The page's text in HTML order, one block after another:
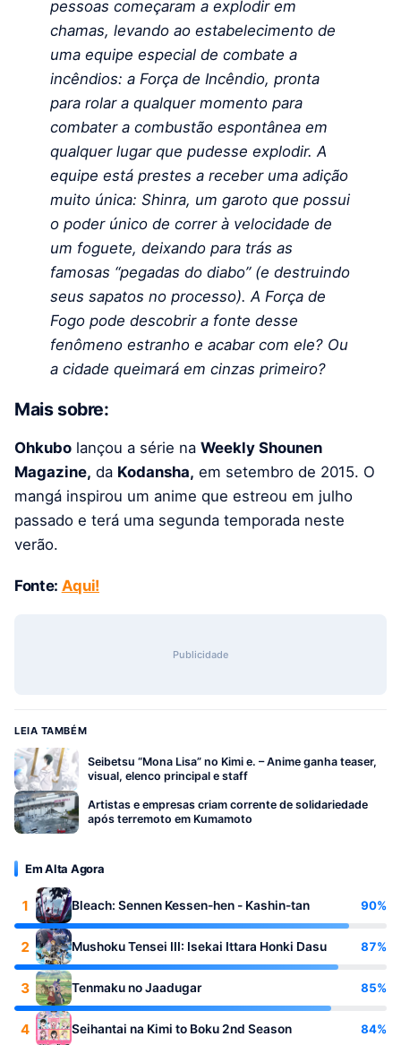
pessoas começaram a explodir em
chamas, levando ao estabelecimento de
uma equipe especial de combate a
incêndios: a Força de Incêndio, pronta
para rolar a qualquer momento para
combater a combustão espontânea em
qualquer lugar que pudesse explodir. A
equipe está prestes a receber uma adição
muito única: Shinra, um garoto que possui
o poder único de correr à velocidade de
um foguete, deixando para trás as
famosas “pegadas do diabo” (e destruindo
seus sapatos no processo). A Força de
Fogo pode descobrir a fonte desse
fenômeno estranho e acabar com ele? Ou
a cidade queimará em cinzas primeiro?
Mais sobre:
Ohkubo lançou a série na Weekly Shounen
Magazine, da Kodansha, em setembro de 2015. O
mangá inspirou um anime que estreou em julho
passado e terá uma segunda temporada neste
verão.
Fonte: Aqui!
Publicidade
LEIA TAMBÉM
Seibetsu “Mona Lisa” no Kimi e. – Anime ganha teaser,
visual, elenco principal e staff
Artistas e empresas criam corrente de solidariedade
após terremoto em Kumamoto
Em Alta Agora
1 Bleach: Sennen Kessen-hen - Kashin-tan 90%
2 Mushoku Tensei III: Isekai Ittara Honki Dasu 87%
3 Tenmaku no Jaadugar 85%
4 Seihantai na Kimi to Boku 2nd Season 84%